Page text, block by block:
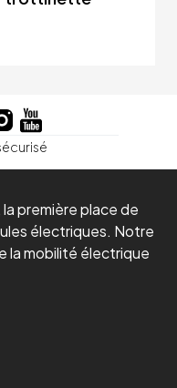
première place de
électriques. Notre
la mobilité électrique